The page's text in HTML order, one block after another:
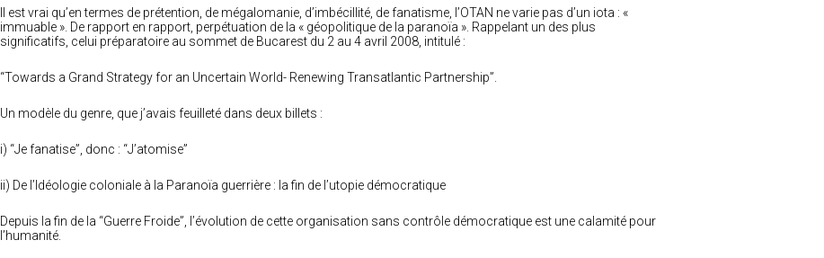
Il est vrai qu’en termes de prétention, de mégalomanie, d’imbécillité, de fanatisme, l’OTAN ne varie pas d’un iota : «
immuable ». De rapport en rapport, perpétuation de la « géopolitique de la paranoïa ». Rappelant un des plus
significatifs, celui préparatoire au sommet de Bucarest du 2 au 4 avril 2008, intitulé :
“Towards a Grand Strategy for an Uncertain World- Renewing Transatlantic Partnership”.
Un modèle du genre, que j’avais feuilleté dans deux billets :
i) “Je fanatise”, donc : “J’atomise”
ii) De l’Idéologie coloniale à la Paranoïa guerrière : la fin de l’utopie démocratique
Depuis la fin de la “Guerre Froide”, l’évolution de cette organisation sans contrôle démocratique est une calamité pour
l’humanité.